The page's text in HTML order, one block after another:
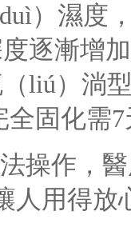
）濕度
逐漸增
liú）淌
固化需
操作，
人用得放